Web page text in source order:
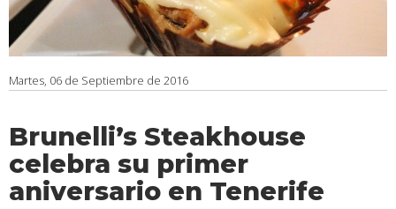
Martes, 06 de Septiembre de 2016
Brunelli’s Steakhouse
celebra su primer
aniversario en Tenerife